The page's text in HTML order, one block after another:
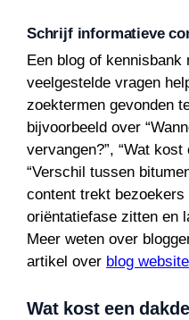
Schrijf informatieve
Een blog of
veelgestelde vragen
zoektermen gevonden
bijvoorbeeld over
vervangen?”, “Wat
“Verschil tussen
content trekt bezoekers
oriëntatiefase zitten en
Meer weten over
artikel over blog
Wat kost een